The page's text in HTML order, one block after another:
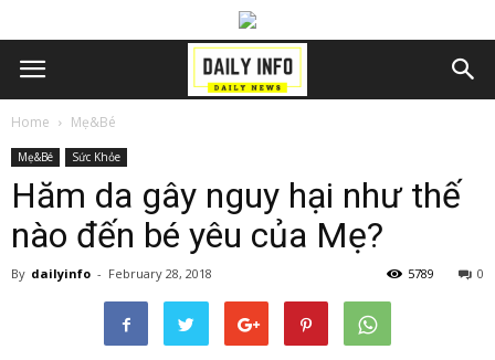
Home Mẹ&Bé
Mẹ&Bé Sức Khỏe
Hăm da gây nguy hại như thế
nào đến bé yêu của Mẹ?
By dailyinfo - February 28, 2018 0
5789